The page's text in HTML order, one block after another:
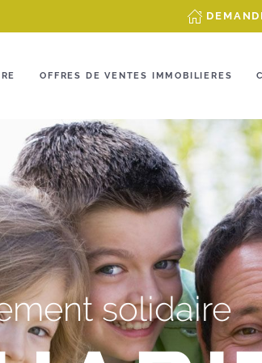
OFFRES DE VENTES IMMOBILIERES
solidaire